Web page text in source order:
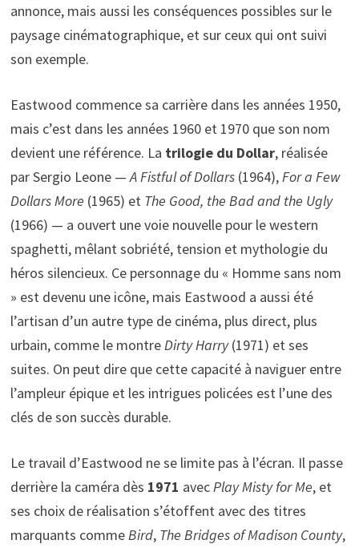
annonce, mais aussi les conséquences possibles sur le
paysage cinématographique, et sur ceux qui ont suivi
son exemple.
Eastwood commence sa carrière dans les années 1950,
mais c’est dans les années 1960 et 1970 que son nom
devient une référence. La trilogie du Dollar, réalisée
par Sergio Leone —A Fistful of Dollars(1964), For a Few
Dollars More (1965) et The Good, the Bad and the Ugly
(1966) — a ouvert une voie nouvelle pour le western
spaghetti, mêlant sobriété, tension et mythologie du
héros silencieux. Ce personnage du « Homme sans nom
» est devenu une icône, mais Eastwood a aussi été
l’artisan d’un autre type de cinéma, plus direct, plus
urbain, comme le montre Dirty Harry(1971) et ses
suites. On peut dire que cette capacité à naviguer entre
l’ampleur épique et les intrigues policées est l’une des
clés de son succès durable.
Le travail d’Eastwood ne se limite pas à l’écran. Il passe
derrière la caméra dès 1971 avec Play Misty for Me, et
ses choix de réalisation s’étoffent avec des titres
marquants comme Bird, The Bridges of Madison County,